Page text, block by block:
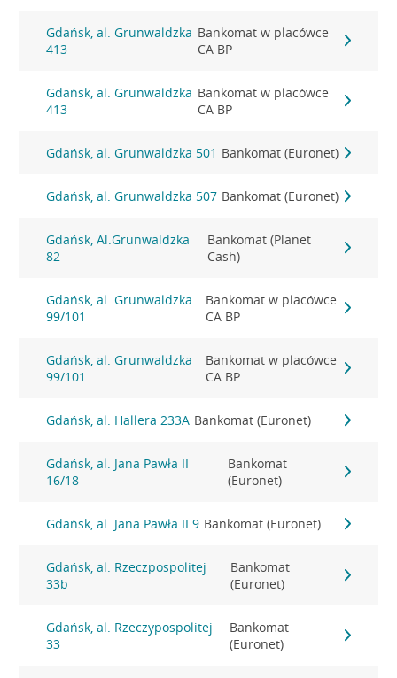
Gdańsk, al. Grunwaldzka
413
Bankomat w placówce
CA BP
Gdańsk, al. Grunwaldzka
413
Bankomat w placówce
CA BP
Gdańsk, al. Grunwaldzka 501 Bankomat (Euronet)
Gdańsk, al. Grunwaldzka 507 Bankomat (Euronet)
Gdańsk, Al.Grunwaldzka
82
Bankomat (Planet
Cash)
Gdańsk, al. Grunwaldzka
99/101
Bankomat w placówce
CA BP
Gdańsk, al. Grunwaldzka
99/101
Bankomat w placówce
CA BP
Gdańsk, al. Hallera 233A Bankomat (Euronet)
Gdańsk, al. Jana Pawła II
16/18
Bankomat
(Euronet)
Gdańsk, al. Jana Pawła II 9 Bankomat (Euronet)
Gdańsk, al. Rzeczpospolitej
33b
Bankomat
(Euronet)
Gdańsk, al. Rzeczypospolitej
33
Bankomat
(Euronet)